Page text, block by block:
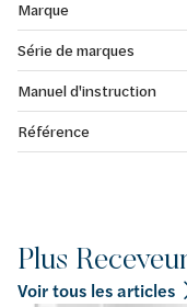
Marque
Série de marques
Manuel d'instruction
Référence
Plus
Voir tous les articles